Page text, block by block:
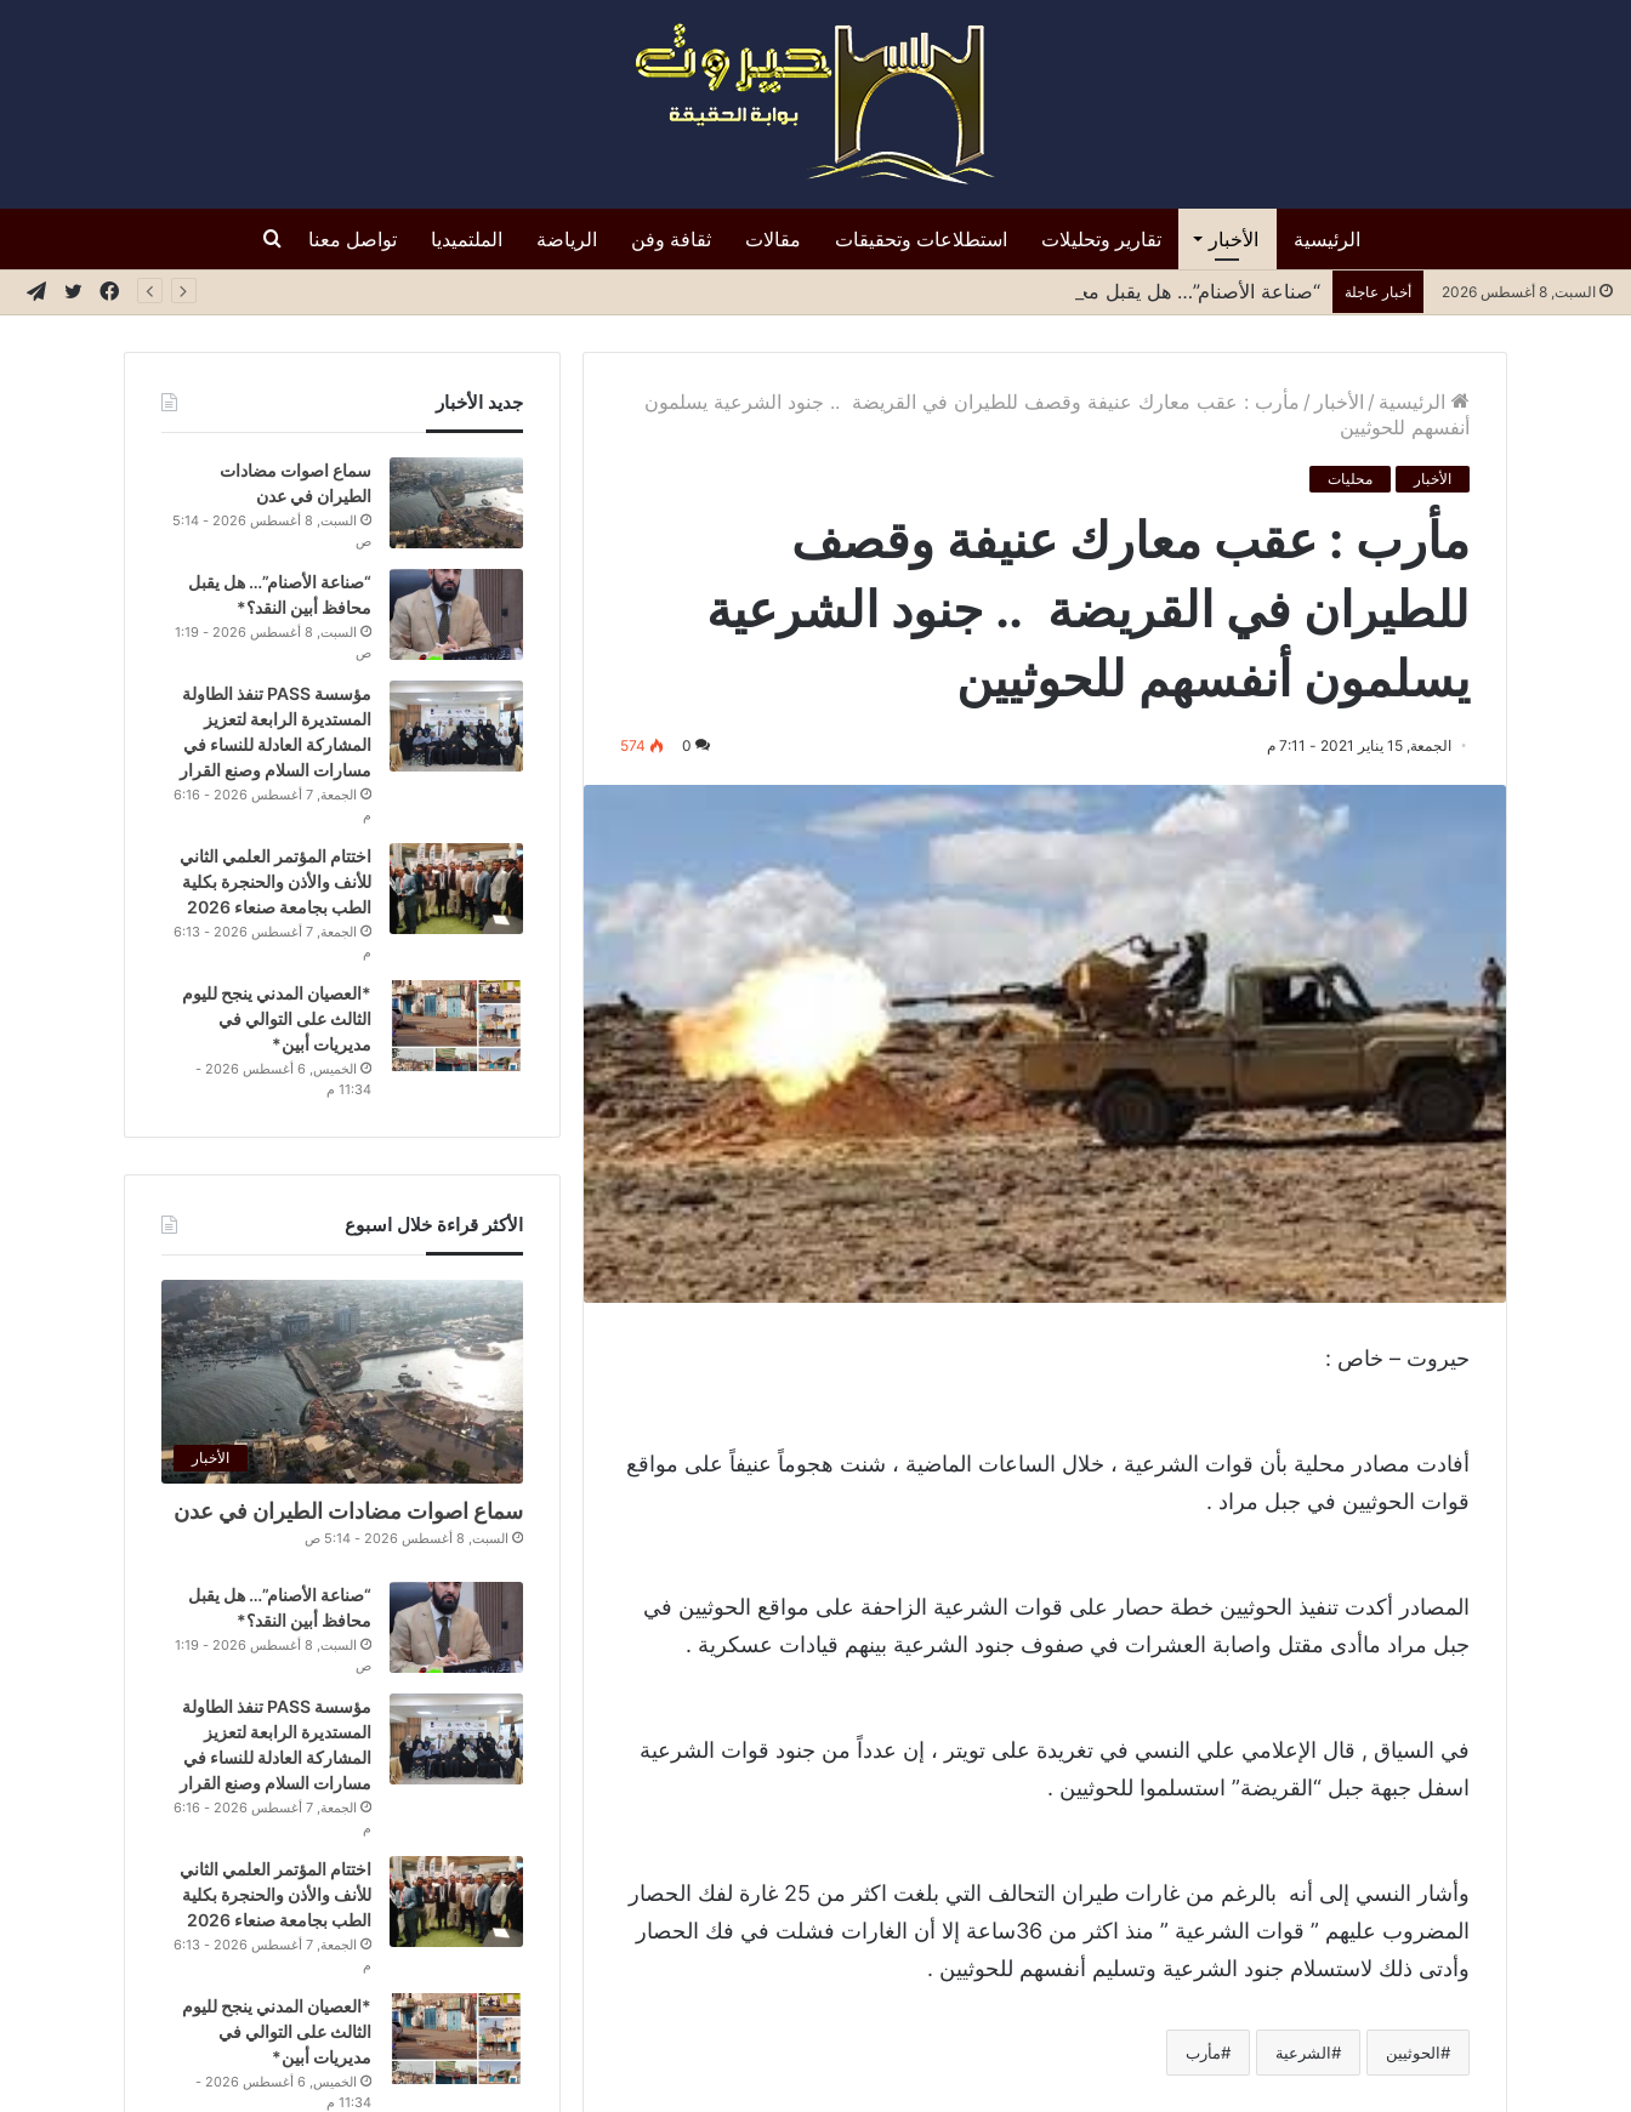
الرئيسية الأخبار تقارير وتحليلات استطلاعات وتحقيقات مقالات ثقافة وفن الرياضة الملتميديا تواصل معنا بحث
السبت, 8 أغسطس 2026 أخبار عاجلة “صناعة الأصنام”… هل يقبل محافظ أبين النقد؟* تويتر
فيسبوك
الرئيسية / الأخبار / مأرب : عقب معارك عنيفة وقصف للطيران في القريضة .. جنود الشرعية يسلمون
أنفسهم للحوثيين
الأخبار محليات
مأرب : عقب معارك عنيفة وقصف
للطيران في القريضة .. جنود الشرعية
يسلمون أنفسهم للحوثيين
الجمعة, 15 يناير 2021 - 7:11 م 0
574
حيروت – خاص :
أفادت مصادر محلية بأن قوات الشرعية ، خلال الساعات الماضية ، شنت هجوماً عنيفاً على مواقع
قوات الحوثيين في جبل مراد .
المصادر أكدت تنفيذ الحوثيين خطة حصار على قوات الشرعية الزاحفة على مواقع الحوثيين في
جبل مراد ماأدى مقتل واصابة العشرات في صفوف جنود الشرعية بينهم قيادات عسكرية .
في السياق , قال الإعلامي علي النسي في تغريدة على تويتر ، إن عدداً من جنود قوات الشرعية
اسفل جبهة جبل “القريضة” استسلموا للحوثيين .
وأشار النسي إلى أنه بالرغم من غارات طيران التحالف التي بلغت اكثر من 25 غارة لفك الحصار
المضروب عليهم ” قوات الشرعية ” منذ اكثر من 36ساعة إلا أن الغارات فشلت في فك الحصار
وأدتى ذلك لاستسلام جنود الشرعية وتسليم أنفسهم للحوثيين .
الحوثيين الشرعية مأرب
جديد الأخبار
سماع اصوات مضادات
الطيران في عدن
السبت, 8 أغسطس 2026 - 5:14
ص
“صناعة الأصنام”… هل يقبل
محافظ أبين النقد؟*
السبت, 8 أغسطس 2026 - 1:19
ص
مؤسسة PASS تنفذ الطاولة
المستديرة الرابعة لتعزيز
المشاركة العادلة للنساء في
مسارات السلام وصنع القرار
الجمعة, 7 أغسطس 2026 - 6:16
م
اختتام المؤتمر العلمي الثاني
للأنف والأذن والحنجرة بكلية
الطب بجامعة صنعاء 2026
الجمعة, 7 أغسطس 2026 - 6:13
م
*العصيان المدني ينجح لليوم
الثالث على التوالي في
مديريات أبين*
الخميس, 6 أغسطس 2026 -
11:34 م
الأكثر قراءة خلال اسبوع
الأخبار
سماع اصوات مضادات الطيران في عدن
السبت, 8 أغسطس 2026 - 5:14 ص
“صناعة الأصنام”… هل يقبل
محافظ أبين النقد؟*
السبت, 8 أغسطس 2026 - 1:19
ص
مؤسسة PASS تنفذ الطاولة
المستديرة الرابعة لتعزيز
المشاركة العادلة للنساء في
مسارات السلام وصنع القرار
الجمعة, 7 أغسطس 2026 - 6:16
م
اختتام المؤتمر العلمي الثاني
للأنف والأذن والحنجرة بكلية
الطب بجامعة صنعاء 2026
الجمعة, 7 أغسطس 2026 - 6:13
م
*العصيان المدني ينجح لليوم
الثالث على التوالي في
مديريات أبين*
الخميس, 6 أغسطس 2026 -
11:34 م